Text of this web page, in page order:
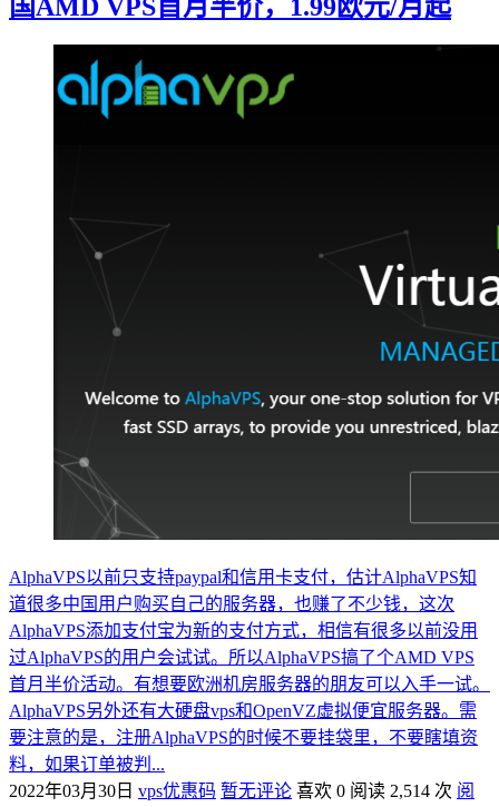
国AMD VPS首月半价，1.99欧元/月起
AlphaVPS以前只支持paypal和信用卡支付，估计AlphaVPS知
道很多中国用户购买自己的服务器，也赚了不少钱，这次
AlphaVPS添加支付宝为新的支付方式，相信有很多以前没用
过AlphaVPS的用户会试试。所以AlphaVPS搞了个AMD VPS
首月半价活动。有想要欧洲机房服务器的朋友可以入手一试。
AlphaVPS另外还有大硬盘vps和OpenVZ虚拟便宜服务器。需
要注意的是，注册AlphaVPS的时候不要挂袋里，不要瞎填资
料，如果订单被判...
2022年03月30日 vps优惠码 暂无评论 喜欢 0 阅读 2,514 次 阅